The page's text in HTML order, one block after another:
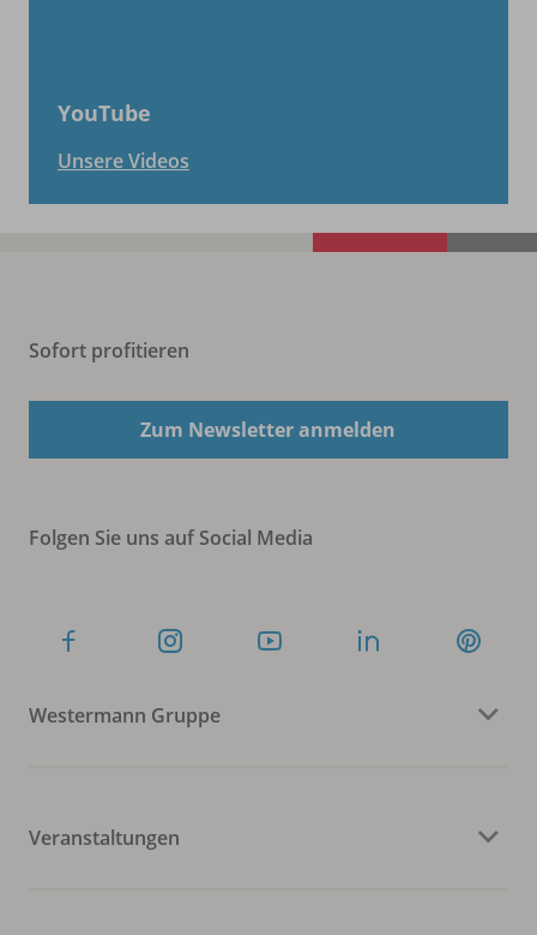
YouTube
Unsere Videos
Sofort profitieren
Zum Newsletter anmelden
Folgen Sie uns auf Social Media
Westermann Gruppe
Veranstaltungen